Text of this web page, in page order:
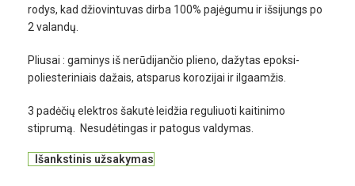
rodys, kad džiovintuvas dirba 100% pajėgumu ir išsijungs po
2 valandų.
Pliusai : gaminys iš nerūdijančio plieno, dažytas epoksi-
poliesteriniais dažais, atsparus korozijai ir ilgaamžis.
3 padėčių elektros šakutė leidžia reguliuoti kaitinimo
stiprumą. Nesudėtingas ir patogus valdymas.
Išankstinis užsakymas